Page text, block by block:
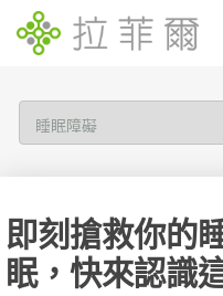
即刻搶救你的
眠，快來認識